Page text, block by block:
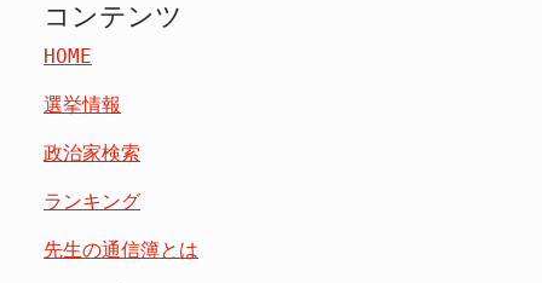
コンテンツ
HOME
選挙情報
政治家検索
ランキング
先生の通信簿とは